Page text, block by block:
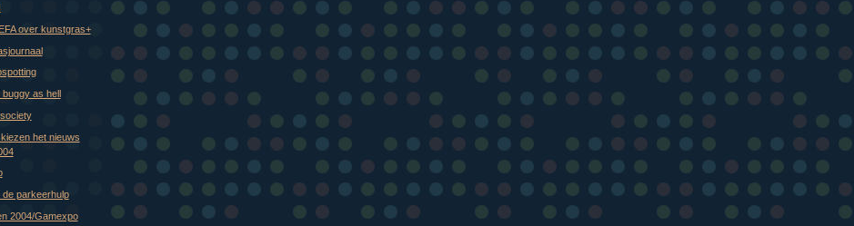
over kunstgras+
buggy as hell
het nieuws
de parkeerhulp
2004/Gamexpo